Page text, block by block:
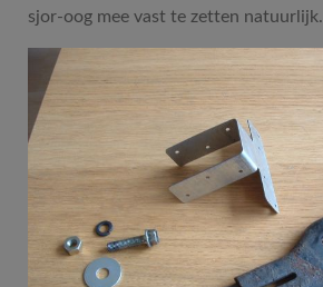
sjor-oog mee vast te zetten natuurlijk.